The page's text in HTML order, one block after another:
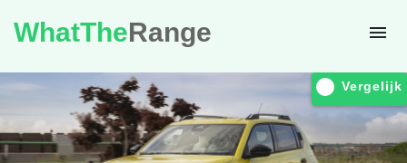
WhatTheRange
Vergelijk